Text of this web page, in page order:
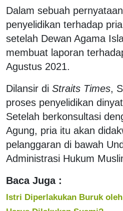
Dalam sebuah
penyelidikan terhadap
setelah Dewan Agama
membuat laporan
Agustus 2021.
Dilansir di Straits Times,
proses penyelidikan
Setelah berkonsultasi
Agung, pria itu akan
pelanggaran di bawah
Administrasi Hukum
Baca Juga :
Istri Diperlakukan Buruk